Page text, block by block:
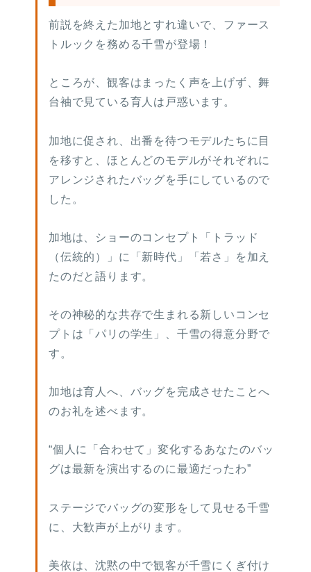
前説を終えた加地とすれ違いで、ファース
トルックを務める千雪が登場！
ところが、観客はまったく声を上げず、舞
台袖で見ている育人は戸惑います。
加地に促され、出番を待つモデルたちに目
を移すと、ほとんどのモデルがそれぞれに
アレンジされたバッグを手にしているので
した。
加地は、ショーのコンセプト「トラッド
（伝統的）」に「新時代」「若さ」を加え
たのだと語ります。
その神秘的な共存で生まれる新しいコンセ
プトは「パリの学生」、千雪の得意分野で
す。
加地は育人へ、バッグを完成させたことへ
のお礼を述べます。
“個人に「合わせて」変化するあなたのバッ
グは最新を演出するのに最適だったわ”
ステージでバッグの変形をして見せる千雪
に、大歓声が上がります。
美依は、沈黙の中で観客が千雪にくぎ付け